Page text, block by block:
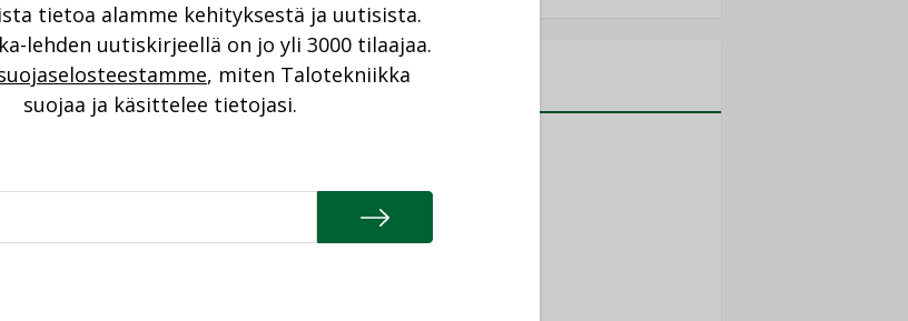
Katso kaikki
NIMITYKSET
Refair
tietoa alamme kehityksestä ja uutisista.
lehden uutiskirjeellä on jo yli 3000 tilaajaa.
, miten Talotekniikka
suojaa ja käsittelee tietojasi.